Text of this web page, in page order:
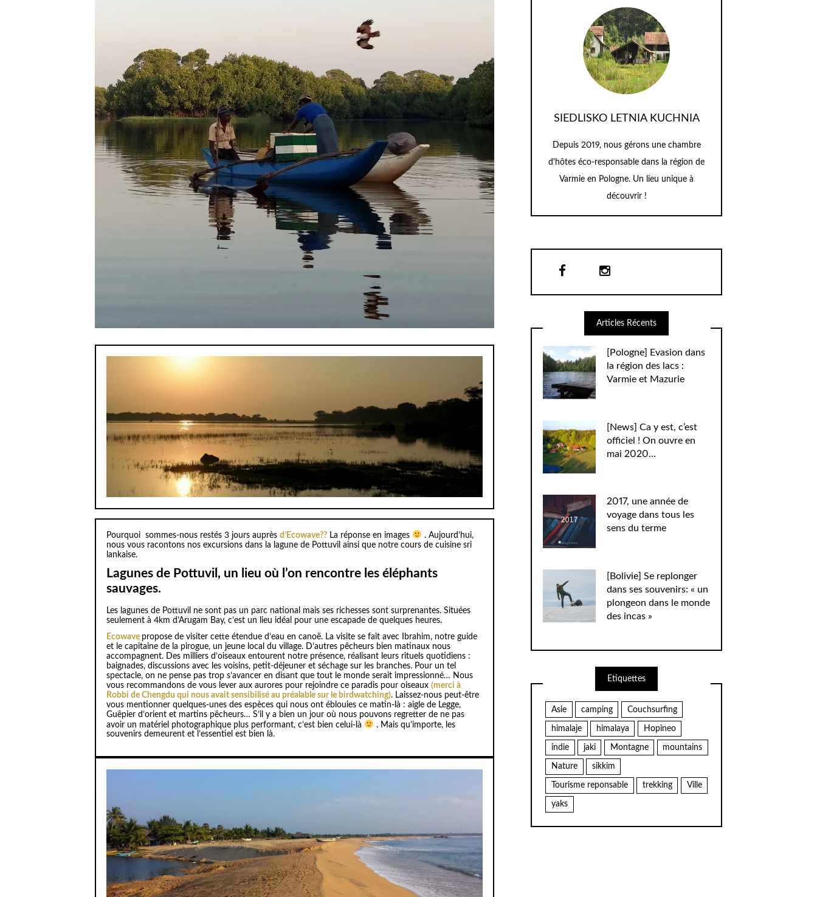
Pourquoi sommes-nous restés 3 jours auprèsd’Ecowave?? La réponse en images
. Aujourd’hui,
nous vous racontons nos excursions dans la lagune de Pottuvil ainsi que notre cours de cuisine sri
lankaise.
Lagunes de Pottuvil, un lieu où l’on rencontre les éléphants
sauvages.
Les lagunes de Pottuvil ne sont pas un parc national mais ses richesses sont surprenantes. Situées
seulement à 4km d’Arugam Bay, c’est un lieu idéal pour une escapade de quelques heures.
Ecowave propose de visiter cette étendue d’eau en canoë. La visite se fait avec Ibrahim, notre guide
et le capitaine de la pirogue, un jeune local du village. D’autres pêcheurs bien matinaux nous
accompagnent. Des milliers d’oiseaux entourent notre présence, réalisant leurs rituels quotidiens :
baignades, discussions avec les voisins, petit-déjeuner et séchage sur les branches. Pour un tel
spectacle, on ne pense pas trop s’avancer en disant que tout le monde serait impressionné… Nous
vous recommandons de vous lever aux aurores pour rejoindre ce paradis pour oiseaux(merci à
Robbi de Chengdu qui nous avait sensibilisé au préalable sur le birdwatching). Laissez-nous peut-être
vous mentionner quelques-unes des espèces qui nous ont éblouies ce matin-là : aigle de Legge,
Guêpier d’orient et martins pêcheurs… S’il y a bien un jour où nous pouvons regretter de ne pas
avoir un matériel photographique plus performant, c’est bien celui-là
. Mais qu’importe, les
souvenirs demeurent et l’essentiel est bien là.
SIEDLISKO LETNIA KUCHNIA
Depuis 2019, nous gérons une chambre
d'hôtes éco-responsable dans la région de
Varmie en Pologne. Un lieu unique à
découvrir !
Articles Récents
[Pologne] Evasion dans
la région des lacs :
Varmie et Mazurie
[News] Ca y est, c’est
officiel ! On ouvre en
mai 2020…
2017, une année de
voyage dans tous les
sens du terme
[Bolivie] Se replonger
dans ses souvenirs: « un
plongeon dans le monde
des incas »
Etiquettes
Asie camping Couchsurfing
himalaje himalaya Hopineo
indie jaki Montagne mountains
Nature sikkim
Tourisme reponsable trekking Ville
yaks